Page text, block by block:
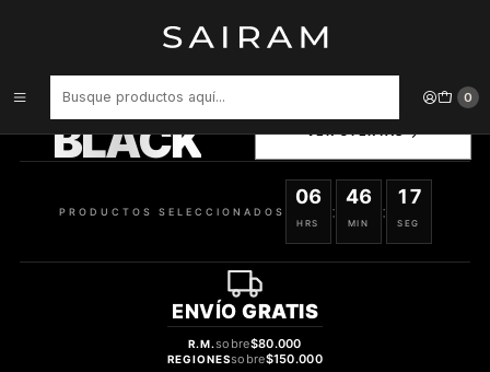
0
Colonia Airval Cry Babies Niña Body Mist 200 ml Tester
BLACK
SELECCIONADOS
PRODUCTOS SELECCIONADOS
06
HRS
:
46
MIN
:
16
SEG
ENVÍO GRATIS
R.M.sobre$80.000
REGIONESsobre$150.000